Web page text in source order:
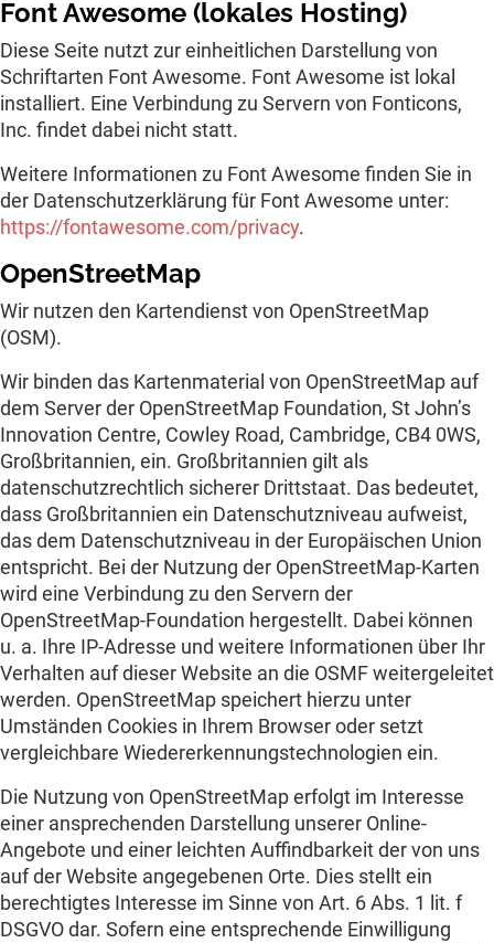
Font Awesome (lokales Hosting)
Diese Seite nutzt zur einheitlichen Darstellung von
Schriftarten Font Awesome. Font Awesome ist lokal
installiert. Eine Verbindung zu Servern von Fonticons,
Inc. findet dabei nicht statt.
Weitere Informationen zu Font Awesome finden Sie in
der Datenschutzerklärung für Font Awesome unter:
https://fontawesome.com/privacy.
OpenStreetMap
Wir nutzen den Kartendienst von OpenStreetMap
(OSM).
Wir binden das Kartenmaterial von OpenStreetMap auf
dem Server der OpenStreetMap Foundation, St John’s
Innovation Centre, Cowley Road, Cambridge, CB4 0WS,
Großbritannien, ein. Großbritannien gilt als
datenschutzrechtlich sicherer Drittstaat. Das bedeutet,
dass Großbritannien ein Datenschutzniveau aufweist,
das dem Datenschutzniveau in der Europäischen Union
entspricht. Bei der Nutzung der OpenStreetMap-Karten
wird eine Verbindung zu den Servern der
OpenStreetMap-Foundation hergestellt. Dabei können
u. a. Ihre IP-Adresse und weitere Informationen über Ihr
Verhalten auf dieser Website an die OSMF weitergeleitet
werden. OpenStreetMap speichert hierzu unter
Umständen Cookies in Ihrem Browser oder setzt
vergleichbare Wiedererkennungstechnologien ein.
Die Nutzung von OpenStreetMap erfolgt im Interesse
einer ansprechenden Darstellung unserer Online-
Angebote und einer leichten Auffindbarkeit der von uns
auf der Website angegebenen Orte. Dies stellt ein
berechtigtes Interesse im Sinne von Art. 6 Abs. 1 lit. f
DSGVO dar. Sofern eine entsprechende Einwilligung